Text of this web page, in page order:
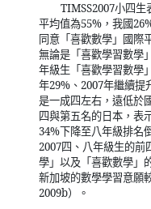
TIMSS2007小四生
平均值為55% ，我國
同意「喜歡數學」國際
無論是「喜歡學習數學
年級生「喜歡學習數學
年29% 、 2007年繼續提
是一成四左右，遠低於
四與第五名的日本，表
34%下降至八年級排名
2007四、八年級生的前
學」以及「喜歡數學」
新加坡的數學學習意願
2009b）。